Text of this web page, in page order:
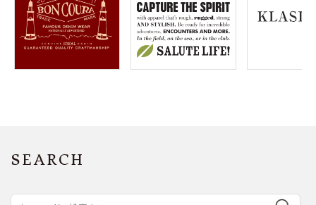
meeting_room ログイン 会員登録
SEARCH